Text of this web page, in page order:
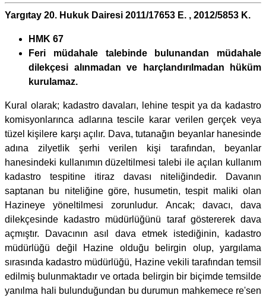
Yargıtay 20. Hukuk Dairesi 2011/17653 E. , 2012/5853 K.
HMK 67
Feri müdahale talebinde bulunandan müdahale
dilekçesi alınmadan ve harçlandırılmadan hüküm
kurulamaz.
Kural olarak; kadastro davaları, lehine tespit ya da kadastro
komisyonlarınca adlarına tescile karar verilen gerçek veya
tüzel kişilere karşı açılır. Dava, tutanağın beyanlar hanesinde
adına zilyetlik şerhi verilen kişi tarafından, beyanlar
hanesindeki kullanımın düzeltilmesi talebi ile açılan kullanım
kadastro tespitine itiraz davası niteliğindedir. Davanın
saptanan bu niteliğine göre, husumetin, tespit maliki olan
Hazineye yöneltilmesi zorunludur. Ancak; davacı, dava
dilekçesinde kadastro müdürlüğünü taraf göstererek dava
açmıştır. Davacının asıl dava etmek istediğinin, kadastro
müdürlüğü değil Hazine olduğu belirgin olup, yargılama
sırasında kadastro müdürlüğü, Hazine vekili tarafından temsil
edilmiş bulunmaktadır ve ortada belirgin bir biçimde temsilde
yanılma hali bulunduğundan bu durumun mahkemece re'sen